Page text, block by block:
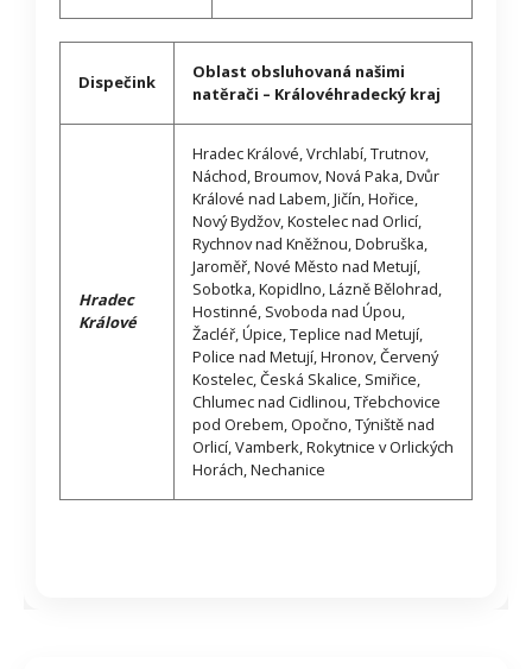
Dispečink
Oblast obsluhovaná našimi
natěrači – Královéhradecký kraj
Hradec
Králové
Hradec Králové, Vrchlabí, Trutnov,
Náchod, Broumov, Nová Paka, Dvůr
Králové nad Labem, Jičín, Hořice,
Nový Bydžov, Kostelec nad Orlicí,
Rychnov nad Kněžnou, Dobruška,
Jaroměř, Nové Město nad Metují,
Sobotka, Kopidlno, Lázně Bělohrad,
Hostinné, Svoboda nad Úpou,
Žacléř, Úpice, Teplice nad Metují,
Police nad Metují, Hronov, Červený
Kostelec, Česká Skalice, Smiřice,
Chlumec nad Cidlinou, Třebchovice
pod Orebem, Opočno, Týniště nad
Orlicí, Vamberk, Rokytnice v Orlických
Horách, Nechanice